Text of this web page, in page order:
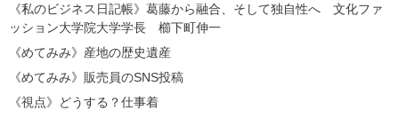
《私のビジネス日記帳》葛藤から融合、そして独自性へ 文化ファ
ッション大学院大学学長 櫛下町伸一
《めてみみ》産地の歴史遺産
《めてみみ》販売員のSNS投稿
《視点》どうする？仕事着